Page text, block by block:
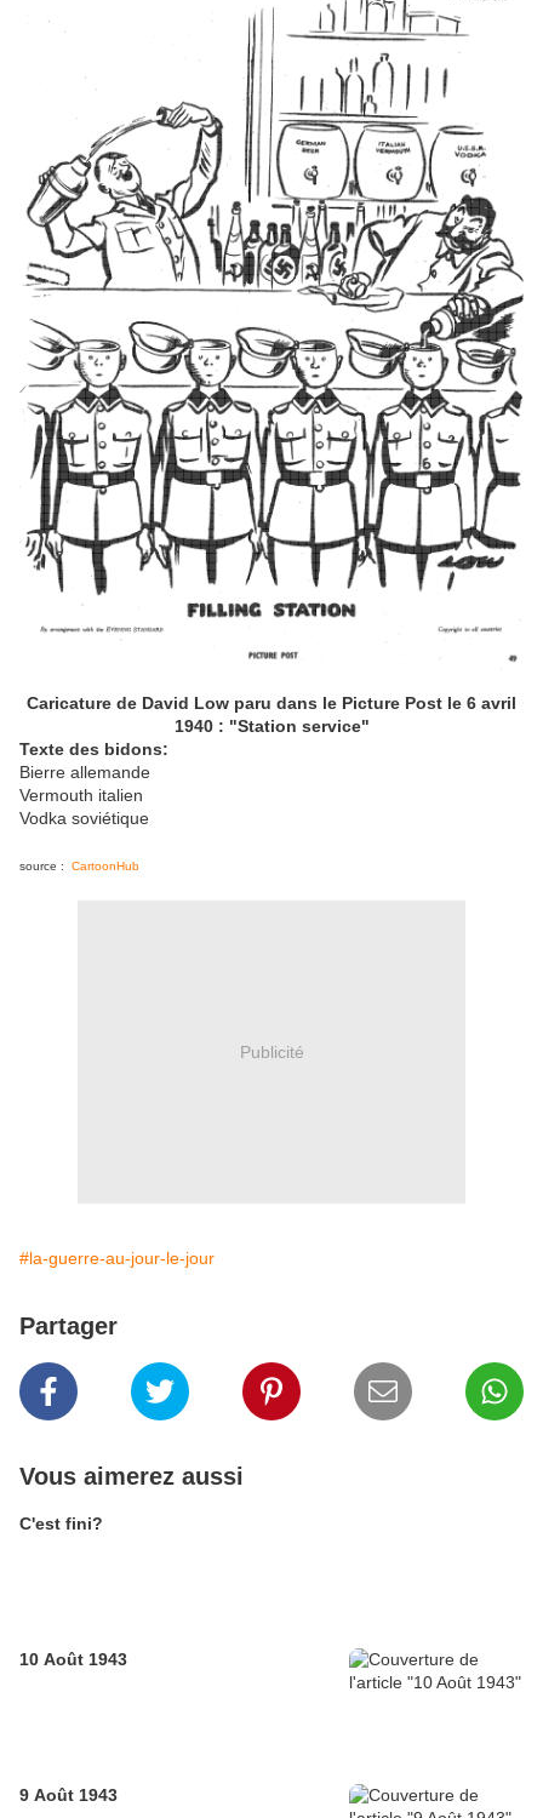
Caricature de David Low paru dans le Picture Post le 6 avril
1940 : "Station service"
Texte des bidons:
Bierre allemande
Vermouth italien
Vodka soviétique
source : CartoonHub
Publicité
#la-guerre-au-jour-le-jour
Partager
Vous aimerez aussi
C'est fini?
10 Août 1943
9 Août 1943